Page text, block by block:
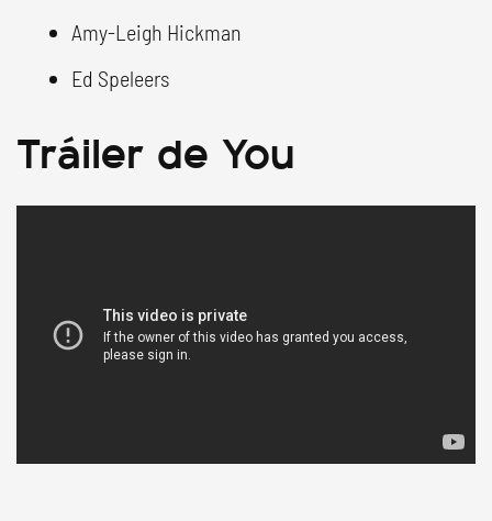
Amy-Leigh Hickman
Ed Speleers
Tráiler de You